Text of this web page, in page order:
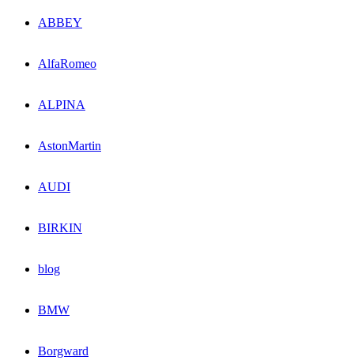
ABBEY
AlfaRomeo
ALPINA
AstonMartin
AUDI
BIRKIN
blog
BMW
Borgward